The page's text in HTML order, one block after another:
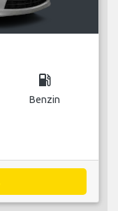
local_gas_station
Benzin